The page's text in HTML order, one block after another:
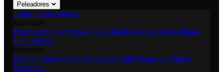
Peleadores
Todos los peleadores
Peso Pesado Semipesado Peso Medio WélterLigero Pluma
Gallo Mosca
Paja Femenino Mosca Femenino Gallo Femenino Pluma
Femenino